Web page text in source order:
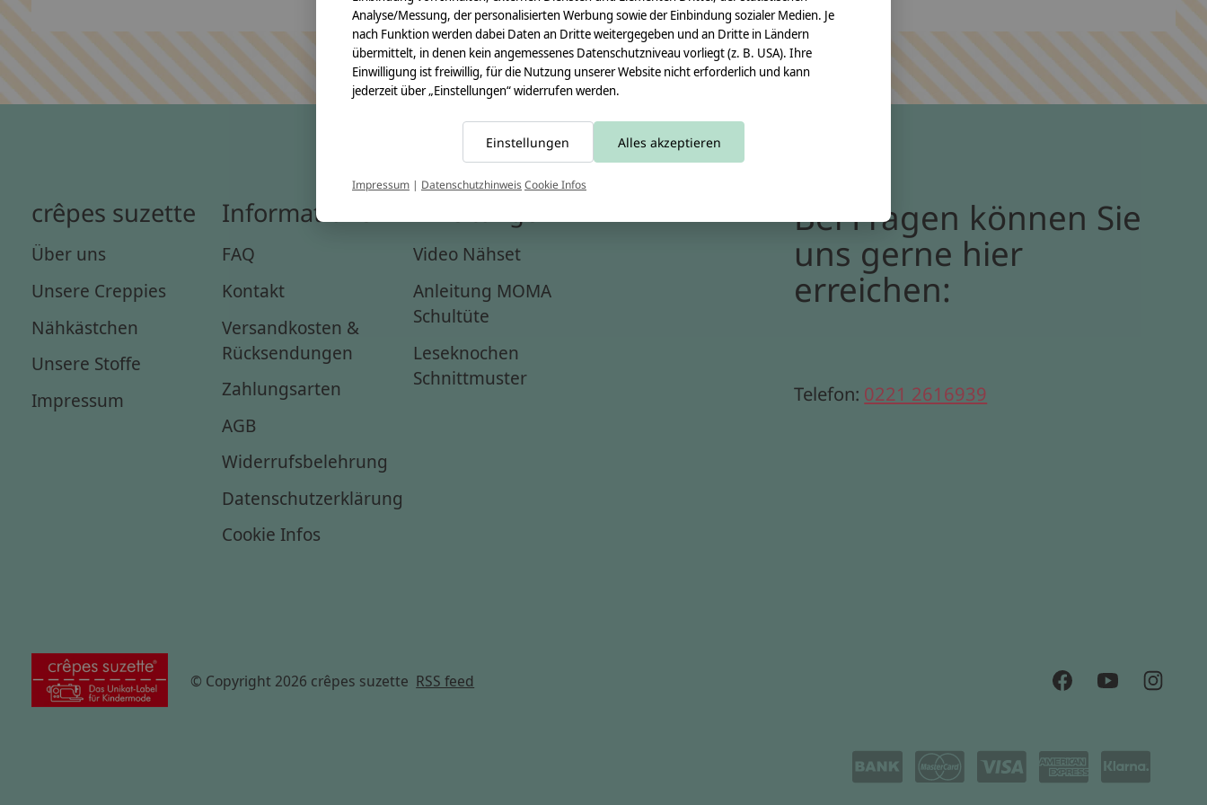
crêpes suzette
Über uns
Unsere Creppies
Nähkästchen
Unsere Stoffe
Impressum
Informationen
FAQ
Kontakt
Versandkosten &
Rücksendungen
Zahlungsarten
AGB
Widerrufsbelehrung
Datenschutzerklärung
Cookie Infos
Video Nähset
Anleitung MOMA
Schultüte
Leseknochen
Schnittmuster
Bei Fragen können Sie
uns gerne hier
erreichen:
Telefon: 0221 2616939
© Copyright 2026 crêpes suzette RSS feed
Analyse/Messung, der personalisierten Werbung sowie der Einbindung sozialer Medien. Je
nach Funktion werden dabei Daten an Dritte weitergegeben und an Dritte in Ländern
übermittelt, in denen kein angemessenes Datenschutzniveau vorliegt (z. B. USA). Ihre
Einwilligung ist freiwillig, für die Nutzung unserer Website nicht erforderlich und kann
jederzeit über „Einstellungen“ widerrufen werden.
Einstellungen Alles akzeptieren
Impressum | DatenschutzhinweisCookie Infos